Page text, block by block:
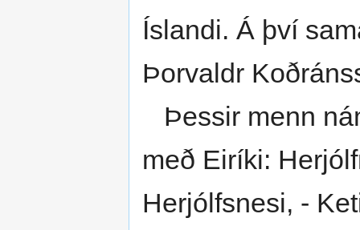
Íslandi. Á því
Þorvaldr
Þessir menn
með Eiríki:
Herjólfsnesi, -